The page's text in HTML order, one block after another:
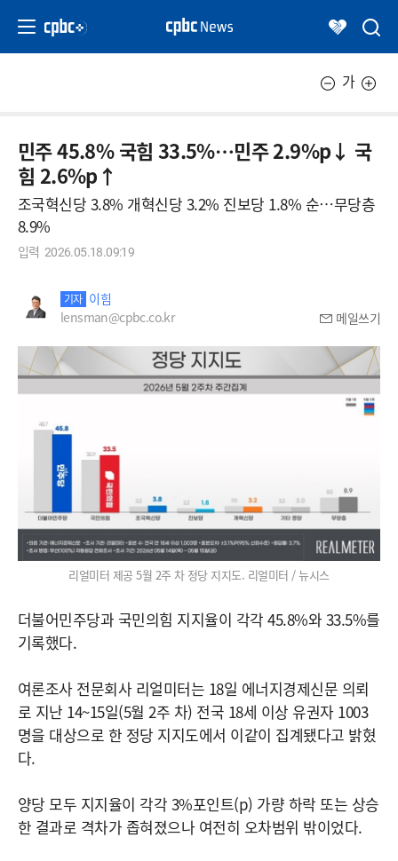
가
민주 45.8% 국힘 33.5%…민주 2.9%p↓ 국
힘 2.6%p↑
조국혁신당 3.8% 개혁신당 3.2% 진보당 1.8% 순…무당층
8.9%
입력 2026.05.18.09:19
기자 이힘
lensman@cpbc.co.kr
메일쓰기
리얼미터 제공 5월 2주 차 정당 지지도. 리얼미터 / 뉴시스
더불어민주당과 국민의힘 지지율이 각각 45.8%와 33.5%를
기록했다.
여론조사 전문회사 리얼미터는 18일 에너지경제신문 의뢰
로 지난 14~15일(5월 2주 차) 전국 18세 이상 유권자 1003
명을 대상으로 한 정당 지지도에서 이같이 집계됐다고 밝혔
다.
양당 모두 지지율이 각각 3%포인트(p) 가량 하락 또는 상승
한 결과로 격차가 좁혀졌으나 여전히 오차범위 밖이었다.